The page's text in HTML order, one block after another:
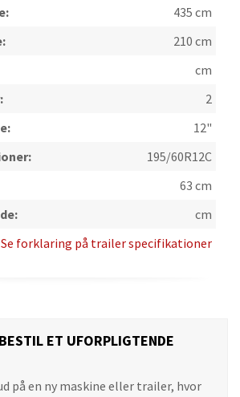
435 cm
210 cm
cm
2
12"
195/60R12C
63 cm
cm
Se forklaring på trailer specifikationer
ET UFORPLIGTENDE
på en ny maskine eller trailer, hvor